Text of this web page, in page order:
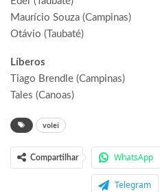
Maurício Souza (Campinas)
Otávio (Taubaté)
Líberos
Tiago Brendle (Campinas)
Tales (Canoas)
volei
Compartilhar WhatsApp
Telegram